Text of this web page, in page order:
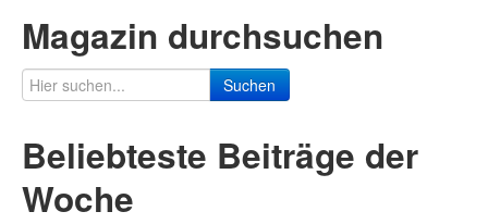
Magazin durchsuchen
Suchen
Beliebteste Beiträge der
Woche